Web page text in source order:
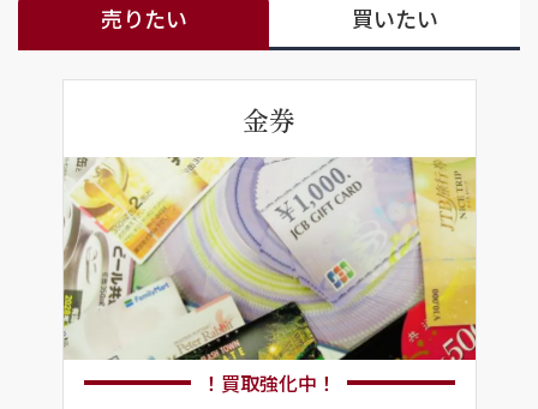
売りたい 買いたい
金券
！買取強化中！